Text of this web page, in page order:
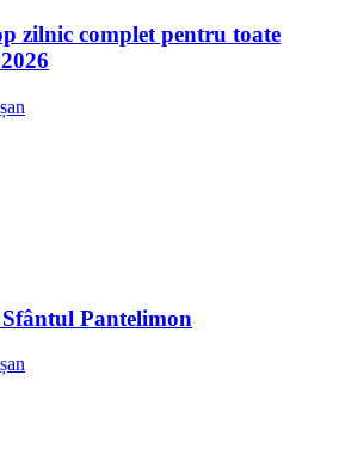
zilnic complet pentru toate
Pantelimon